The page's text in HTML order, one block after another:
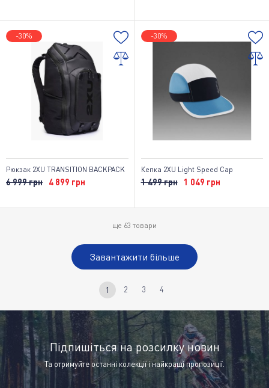
-30%
Рюкзак 2XU TRANSITION BACKPACK
6 999 грн 4 899 грн
-30%
Кепка 2XU Light Speed Cap
1 499 грн 1 049 грн
ще 63 товари
Завантажити більше
1 2 3 4
Підпишіться на розсилку новин
Та отримуйте останні колекції і найкращі пропозиції.